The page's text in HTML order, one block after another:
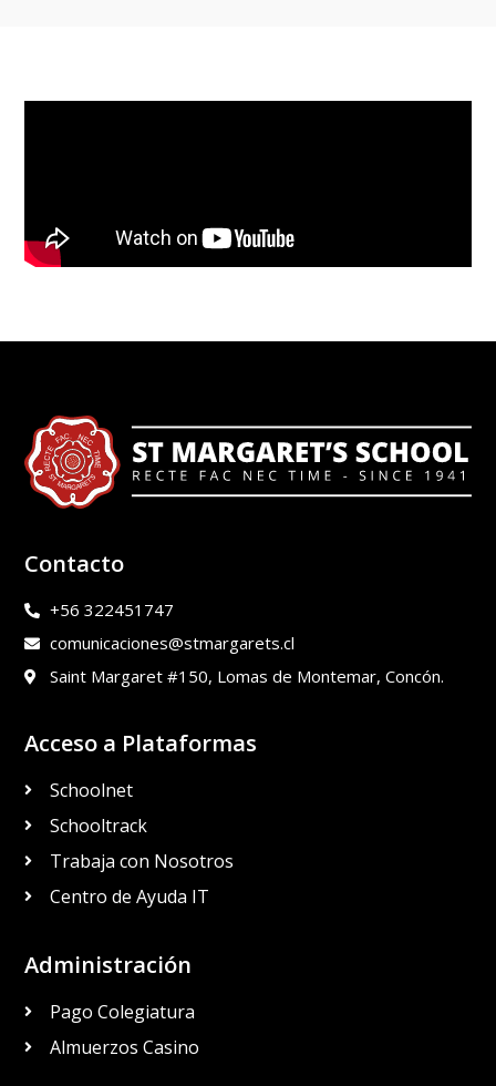
Contacto
+56 322451747
comunicaciones@stmargarets.cl
Saint Margaret #150, Lomas de Montemar, Concón.
Acceso a Plataformas
Schoolnet
Schooltrack
Trabaja con Nosotros
Centro de Ayuda IT
Administración
Pago Colegiatura
Almuerzos Casino